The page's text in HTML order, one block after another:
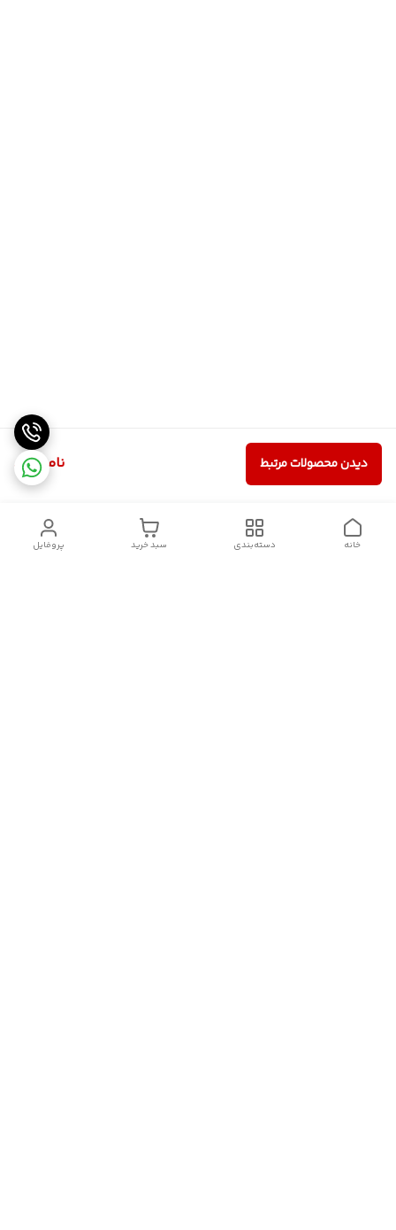
ناموجود دیدن محصولات مرتبط
پروفایل سبد خرید دسته‌بندی خانه